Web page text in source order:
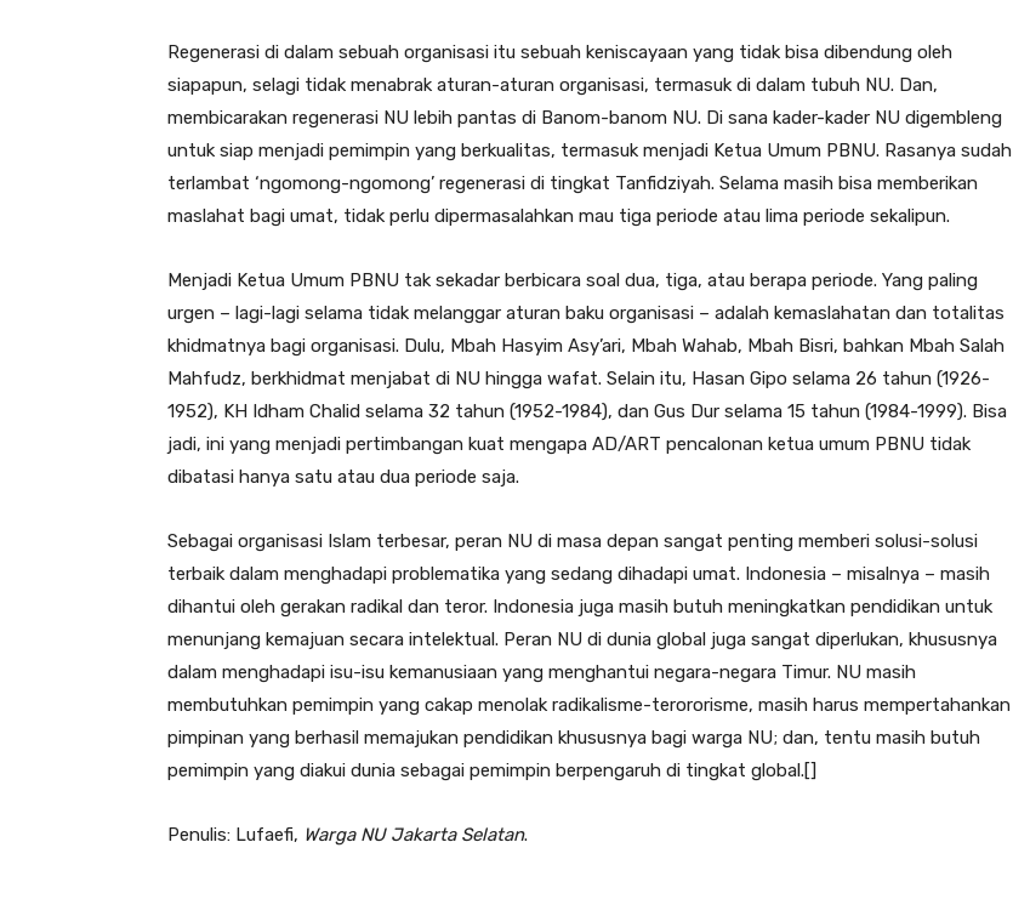
Regenerasi di dalam sebuah organisasi itu sebuah keniscayaan yang tidak bisa dibendung oleh
siapapun, selagi tidak menabrak aturan-aturan organisasi, termasuk di dalam tubuh NU. Dan,
membicarakan regenerasi NU lebih pantas di Banom-banom NU. Di sana kader-kader NU digembleng
untuk siap menjadi pemimpin yang berkualitas, termasuk menjadi Ketua Umum PBNU. Rasanya sudah
terlambat ‘ngomong-ngomong’ regenerasi di tingkat Tanfidziyah. Selama masih bisa memberikan
maslahat bagi umat, tidak perlu dipermasalahkan mau tiga periode atau lima periode sekalipun.
Menjadi Ketua Umum PBNU tak sekadar berbicara soal dua, tiga, atau berapa periode. Yang paling
urgen – lagi-lagi selama tidak melanggar aturan baku organisasi – adalah kemaslahatan dan totalitas
khidmatnya bagi organisasi. Dulu, Mbah Hasyim Asy’ari, Mbah Wahab, Mbah Bisri, bahkan Mbah Salah
Mahfudz, berkhidmat menjabat di NU hingga wafat. Selain itu, Hasan Gipo selama 26 tahun (1926-
1952), KH Idham Chalid selama 32 tahun (1952-1984), dan Gus Dur selama 15 tahun (1984-1999). Bisa
jadi, ini yang menjadi pertimbangan kuat mengapa AD/ART pencalonan ketua umum PBNU tidak
dibatasi hanya satu atau dua periode saja.
Sebagai organisasi Islam terbesar, peran NU di masa depan sangat penting memberi solusi-solusi
terbaik dalam menghadapi problematika yang sedang dihadapi umat. Indonesia – misalnya – masih
dihantui oleh gerakan radikal dan teror. Indonesia juga masih butuh meningkatkan pendidikan untuk
menunjang kemajuan secara intelektual. Peran NU di dunia global juga sangat diperlukan, khususnya
dalam menghadapi isu-isu kemanusiaan yang menghantui negara-negara Timur. NU masih
membutuhkan pemimpin yang cakap menolak radikalisme-terororisme, masih harus mempertahankan
pimpinan yang berhasil memajukan pendidikan khususnya bagi warga NU; dan, tentu masih butuh
pemimpin yang diakui dunia sebagai pemimpin berpengaruh di tingkat global.[]
Penulis: Lufaefi, Warga NU Jakarta Selatan.